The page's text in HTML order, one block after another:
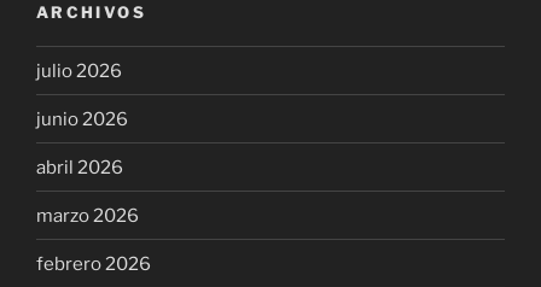
ARCHIVOS
julio 2026
junio 2026
abril 2026
marzo 2026
febrero 2026